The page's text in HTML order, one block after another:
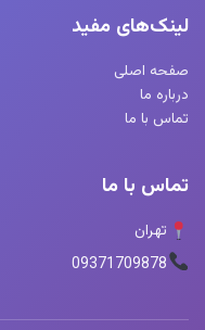
لینک‌های مفید
صفحه اصلی
درباره ما
تماس با ما
تماس با ما
تهران
09371709878